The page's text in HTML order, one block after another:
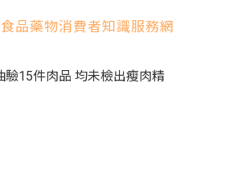
食品藥物消費者知識服務網